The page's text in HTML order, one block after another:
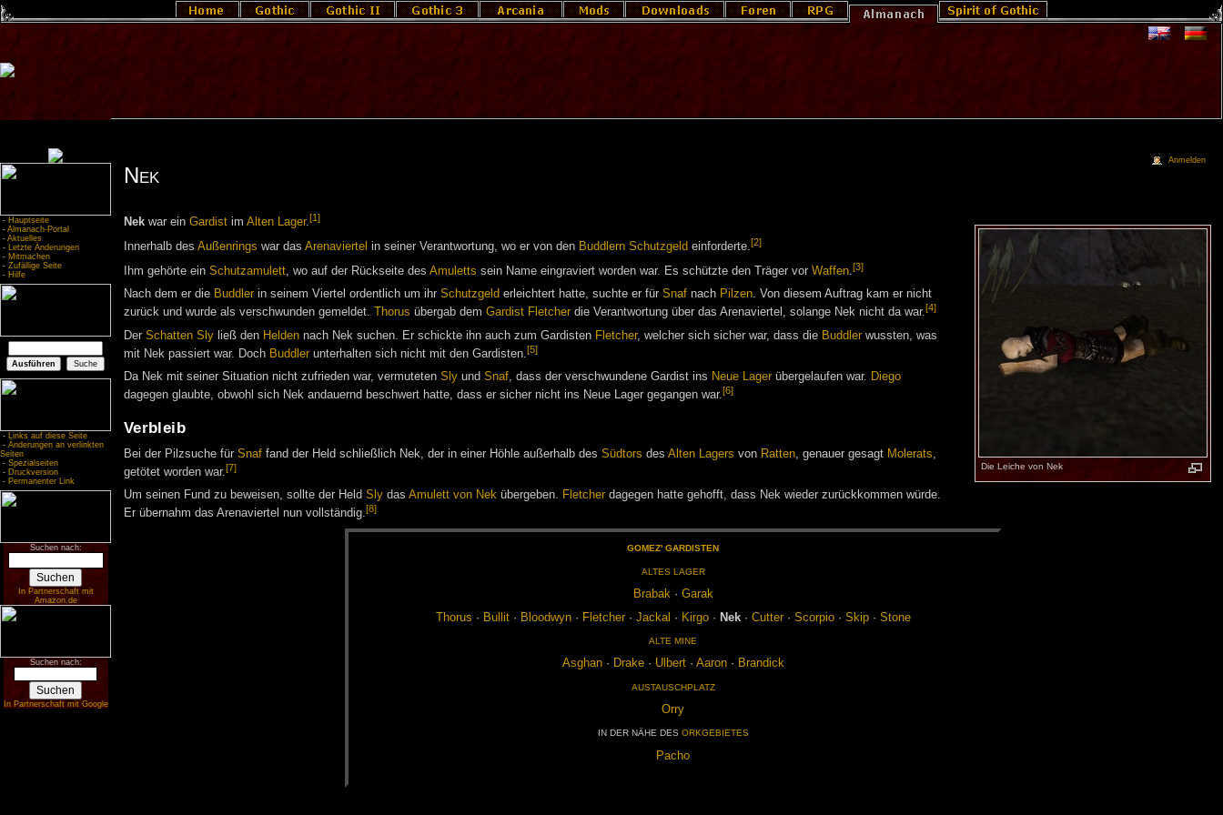
- Hauptseite
- Almanach-Portal
- Aktuelles
- Letzte Änderungen
- Mitmachen
- Zufällige Seite
- Hilfe
- Links auf diese Seite
- Änderungen an verlinkten
Seiten
- Spezialseiten
- Druckversion
- Permanenter Link
Suchen nach:
In Partnerschaft mit
Amazon.de
Suchen nach:
In Partnerschaft mit Google
Nek
Die Leiche von Nek
Nekwar ein Gardistim Alten Lager.[1]
Innerhalb des Außenrings war das Arenaviertel in seiner Verantwortung, wo er von den Buddlern Schutzgeld einforderte.[2]
Ihm gehörte ein Schutzamulett, wo auf der Rückseite des Amuletts sein Name eingraviert worden war. Es schützte den Träger vor Waffen. [3]
Nach dem er die Buddlerin seinem Viertel ordentlich um ihr Schutzgeld erleichtert hatte, suchte er für Snafnach Pilzen. Von diesem Auftrag kam er nicht
zurück und wurde als verschwunden gemeldet.
Thorus übergab dem Gardist Fletcherdie Verantwortung über das Arenaviertel, solange Nek nicht da war.[4]
Der Schatten Slyließ den Heldennach Nek suchen. Er schickte ihn auch zum Gardisten Fletcher, welcher sich sicher war, dass die Buddlerwussten, was
mit Nek passiert war. Doch Buddlerunterhalten sich nicht mit den Gardisten.[5]
Da Nek mit seiner Situation nicht zufrieden war, vermuteten Slyund Snaf, dass der verschwundene Gardist ins Neue Lagerübergelaufen war. Diego
dagegen glaubte, obwohl sich Nek andauernd beschwert hatte, dass er sicher nicht ins Neue Lager gegangen war.[6]
Verbleib
Bei der Pilzsuche für Snaffand der Held schließlich Nek, der in einer Höhle außerhalb des Südtors des Alten Lagers von Ratten, genauer gesagt Molerats,
getötet worden war.[7]
Um seinen Fund zu beweisen, sollte der Held Slydas Amulett von Nekübergeben. Fletcherdagegen hatte gehofft, dass Nek wieder zurückkommen würde.
Er übernahm das Arenaviertel nun vollständig.[8]
GO­MEZ' GAR­DIS­TEN
AL­TES LA­GER
Bra­bak· Ga­rak
Tho­rus · Bul­lit· Blood­wyn· Flet­cher· Jack­al · Kir­go· Nek· Cut­ter· Scor­pio· Skip· Sto­ne
ALTE MINE
As­ghan· Dra­ke· Ul­bert· Aa­ron· Bran­dick
AUS­TAUSCH­PLATZ
Orry
IN DER NÄHE DES ORK­GE­BIE­TES
Pa­cho
Anmelden